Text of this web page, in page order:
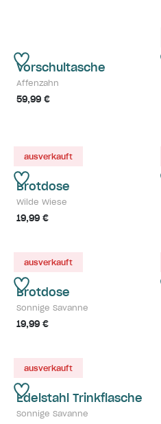
Vorschultasche
Affenzahn
59,99 €
ausverkauft
Brotdose
Wilde Wiese
19,99 €
ausverkauft
Brotdose
Sonnige Savanne
19,99 €
ausverkauft
Edelstahl Trinkflasche
Sonnige Savanne